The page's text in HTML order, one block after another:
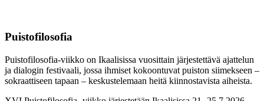
Puistofilosofia
Puistofilosofia-viikko on Ikaalisissa vuosittain järjestettävä ajattelun
ja dialogin festivaali, jossa ihmiset kokoontuvat puiston siimekseen –
sokraattiseen tapaan – keskustelemaan heitä kiinnostavista aiheista.